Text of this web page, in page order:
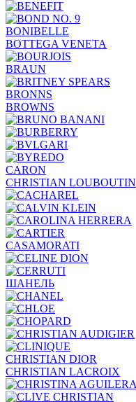
BONIBELLE
BOTTEGA VENETA
BRAUN
BRONNS
BROWNS
CARON
CHRISTIAN LOUBOUTIN
CASAMORATI
ШАНЕЛЬ
CHRISTIAN DIOR
CHRISTIAN LACROIX